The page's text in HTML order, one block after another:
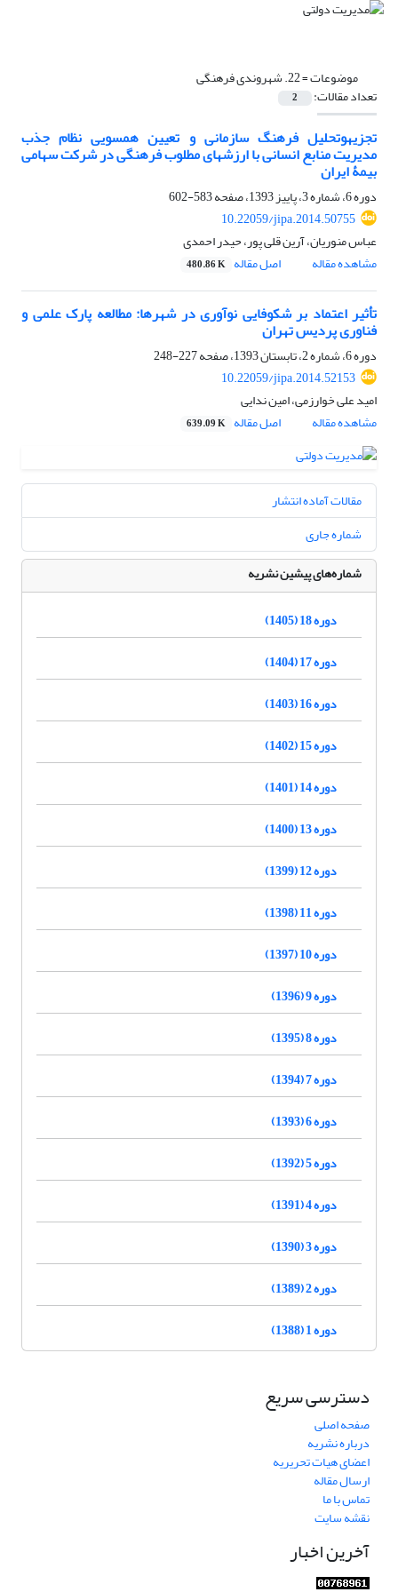
موضوعات =22. شهروندی فرهنگی
تعداد مقالات: 2
تجزیه‎وتحلیل فرهنگ سازمانی و تعیین همسویی نظام جذب
مدیریت منابع انسانی با ارزش‏های مطلوب فرهنگی در شرکت سهامی
بیمۀ ایران
دوره 6، شماره 3، پاییز 1393، صفحه
583-602
10.22059/jipa.2014.50755
عباس منوریان، آرین قلی پور، حیدر احمدی
مشاهده مقاله
اصل مقاله 480.86 K
تأثیر اعتماد بر شکوفایی نوآوری در شهرها: مطالعه پارک علمی و
فناوری پردیس تهران
دوره 6، شماره 2، تابستان 1393، صفحه
227-248
10.22059/jipa.2014.52153
امید علی خوارزمی، امین ندایی
مشاهده مقاله
اصل مقاله 639.09 K
مقالات آماده انتشار
شماره جاری
شماره‌های پیشین نشریه
دوره 18 (1405)
دوره 17 (1404)
دوره 16 (1403)
دوره 15 (1402)
دوره 14 (1401)
دوره 13 (1400)
دوره 12 (1399)
دوره 11 (1398)
دوره 10 (1397)
دوره 9 (1396)
دوره 8 (1395)
دوره 7 (1394)
دوره 6 (1393)
دوره 5 (1392)
دوره 4 (1391)
دوره 3 (1390)
دوره 2 (1389)
دوره 1 (1388)
دسترسی سریع
صفحه اصلی
درباره نشریه
اعضای هیات تحریریه
ارسال مقاله
تماس با ما
نقشه سایت
آخرین اخبار